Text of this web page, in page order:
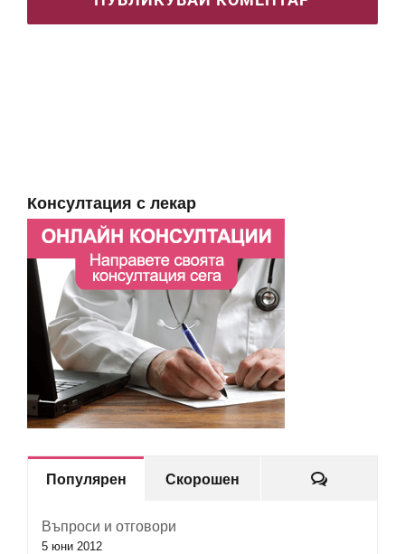
Консултация с лекар
Популярен Скорошен Коментари
Въпроси и отговори
5 юни 2012